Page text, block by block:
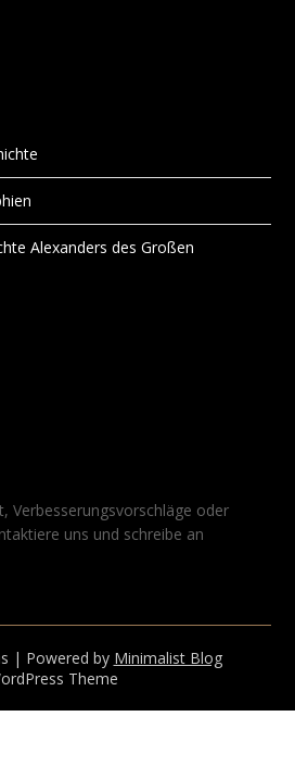
Alexanders des Großen
Verbesserungsvorschläge oder
uns und schreibe an
| Powered by Minimalist Blog
Theme